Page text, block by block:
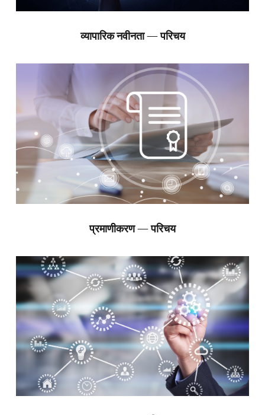
व्यापारिक नवीनता — परिचय
प्रमाणीकरण — परिचय